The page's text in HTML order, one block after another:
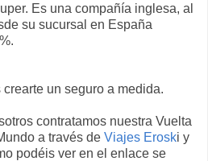
Es una compañía inglesa, al
su sucursal en España
un seguro a medida.
contratamos nuestra Vuelta
a través de Viajes Eroski y
podéis ver en el enlace se